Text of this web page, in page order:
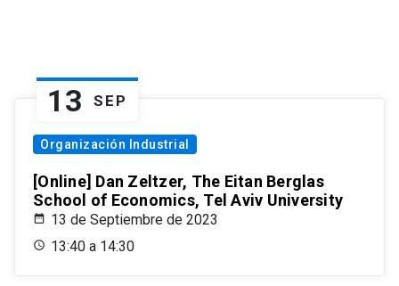
13 SEP
Organización Industrial
[Online] Dan Zeltzer, The Eitan Berglas
School of Economics, Tel Aviv University
13 de Septiembre de 2023
13:40 a 14:30